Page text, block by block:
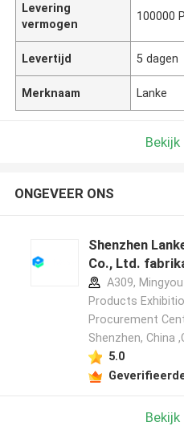
Levering
vermogen
100000
Levertijd 5 dagen
Merknaam Lanke
ONGEVEER ONS
Shenzhen
Co., Ltd.
A309,
Products
Procurement
Shenzhen, China
5.0